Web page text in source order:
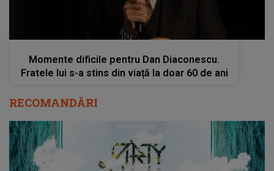
kanald2.ro
Momente dificile pentru Dan Diaconescu.
Fratele lui s-a stins din viață la doar 60 de ani
RECOMANDĂRI